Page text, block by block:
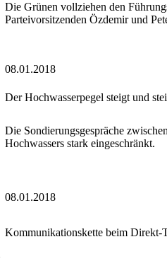
Die Grünen vollziehen den
Parteivorsitzenden Özdemir und
08.01.2018
Der Hochwasserpegel steigt und
Die Sondierungsgespräche
Hochwassers stark eingeschränkt.
08.01.2018
Kommunikationskette beim Direkt-